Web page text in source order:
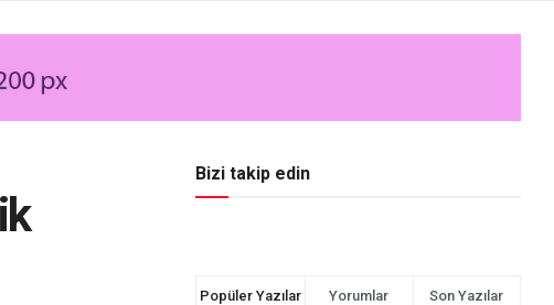
Bizi takip edin
Popüler Yazılar Yorumlar Son Yazılar